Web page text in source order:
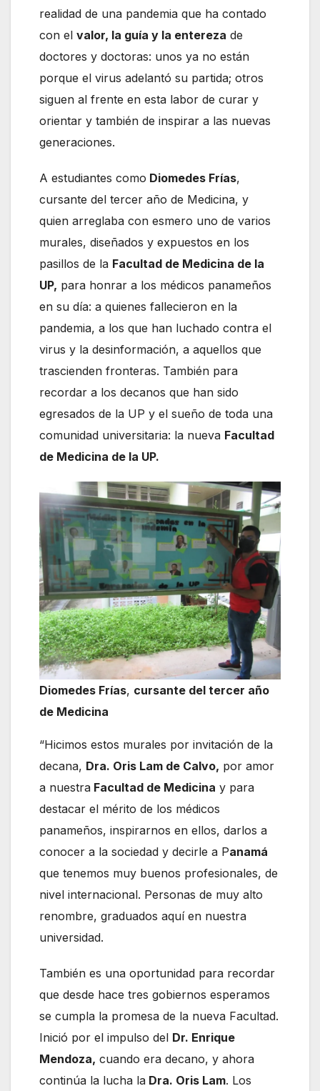
realidad de una pandemia que ha contado
con el valor, la guía y la entereza de
doctores y doctoras: unos ya no están
porque el virus adelantó su partida; otros
siguen al frente en esta labor de curar y
orientar y también de inspirar a las nuevas
generaciones.
A estudiantes como Diomedes Frías,
cursante del tercer año de Medicina, y
quien arreglaba con esmero uno de varios
murales, diseñados y expuestos en los
pasillos de la Facultad de Medicina de la
UP, para honrar a los médicos panameños
en su día: a quienes fallecieron en la
pandemia, a los que han luchado contra el
virus y la desinformación, a aquellos que
trascienden fronteras. También para
recordar a los decanos que han sido
egresados de la UP y el sueño de toda una
comunidad universitaria: la nueva Facultad
de Medicina de la UP.
Diomedes Frías, cursante del tercer año
de Medicina
“Hicimos estos murales por invitación de la
decana, Dra. Oris Lam de Calvo, por amor
a nuestra Facultad de Medicina y para
destacar el mérito de los médicos
panameños, inspirarnos en ellos, darlos a
conocer a la sociedad y decirle a Panamá
que tenemos muy buenos profesionales, de
nivel internacional. Personas de muy alto
renombre, graduados aquí en nuestra
universidad.
También es una oportunidad para recordar
que desde hace tres gobiernos esperamos
se cumpla la promesa de la nueva Facultad.
Inició por el impulso del Dr. Enrique
Mendoza, cuando era decano, y ahora
continúa la lucha la Dra. Oris Lam. Los